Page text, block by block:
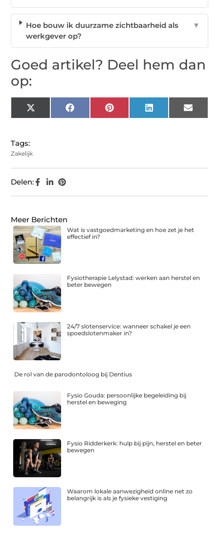
Hoe bouw ik duurzame zichtbaarheid als
werkgever op?
▼
Goed artikel? Deel hem dan
op:
X
(Twitter)
Facebook Pinterest LinkedIn Email
Tags:
Zakelijk
Delen:
Meer Berichten
Wat is vastgoedmarketing en hoe zet je het
effectief in?
Fysiotherapie Lelystad: werken aan herstel en
beter bewegen
24/7 slotenservice: wanneer schakel je een
spoedslotenmaker in?
De rol van de parodontoloog bij Dentius
Fysio Gouda: persoonlijke begeleiding bij
herstel en beweging
Fysio Ridderkerk: hulp bij pijn, herstel en beter
bewegen
Waarom lokale aanwezigheid online net zo
belangrijk is als je fysieke vestiging